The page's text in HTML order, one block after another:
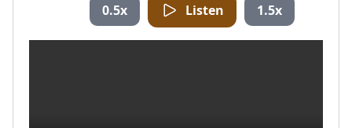
0.5x Listen 1.5x